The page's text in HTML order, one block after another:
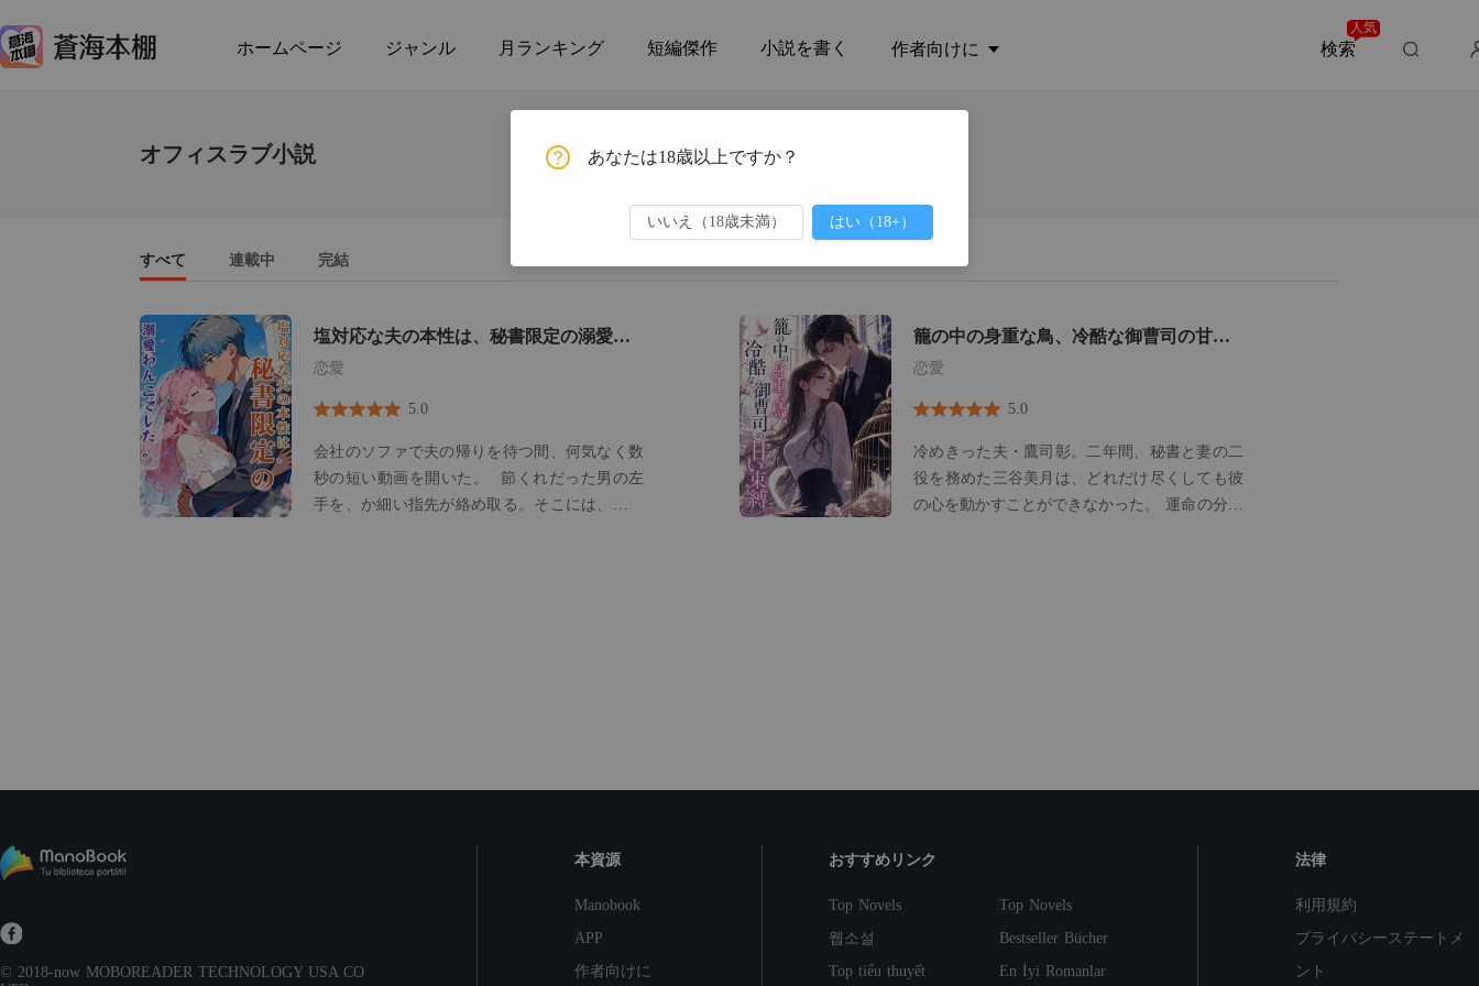
ホームページ ジャンル 月ランキング 短編傑作 小説を書く 作者向けに 検索
人気
オフィスラブ小説
すべて 連載中 完結
塩対応な夫の本性は、秘書限定の溺愛わ
んこでした。
恋愛
5.0
会社のソファで夫の帰りを待つ間、何気なく数
秒の短い動画を開いた。 節くれだった男の左
手を、か細い指先が絡め取る。そこには、えも
ものばかり見るな」
籠の中の身重な鳥、冷酷な御曹司の甘い
束縛
恋愛
5.0
冷めきった夫・鷹司彰。二年間、秘書と妻の二
役を務めた三谷美月は、どれだけ尽くしても彼
の心を動かすことができなかった。 運命の分か
離さない」
© 2018-now MOBOREADER TECHNOLOGY USA CO
本資源
Manobook
APP
作者向けに
おすすめリンク
Top Novels
Top Novels
웹소설
Bestseller Bücher
Top tiểu thuyết
En İyi Romanlar
法律
利用規約
プライバシーステートメ
ント
あなたは18歳以上ですか？
いいえ（18歳未満） はい（18+）